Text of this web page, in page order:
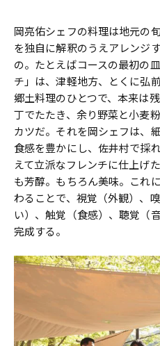
岡亮佑シェフの料理は地元の
を独自に解釈のうえアレンジ
の。たとえばコースの最初の
チ」は、津軽地方、とくに弘
郷土料理のひとつで、本来は
丁でたたき、余り野菜と小麦
カツだ。それを岡シェフは、
食感を豊かにし、佐井村で採
えて立派なフレンチに仕上げ
も芳醇。もちろん美味。これ
わることで、視覚（外観）、
い）、触覚（食感）、聴覚（
完成する。